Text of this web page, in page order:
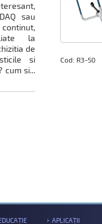
sau
la
de
si
cum si...
Cod: R3-50
APLICAȚII